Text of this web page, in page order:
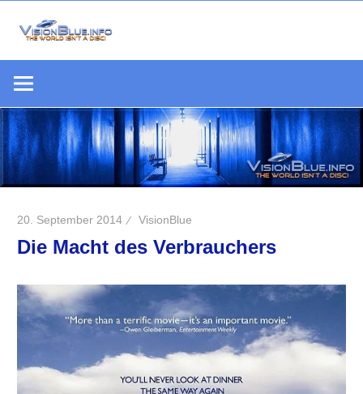
Inhalt
springen
Welt
keine
Scheibe
20. September 2014 VisionBlue
Die Macht des Verbrauchers